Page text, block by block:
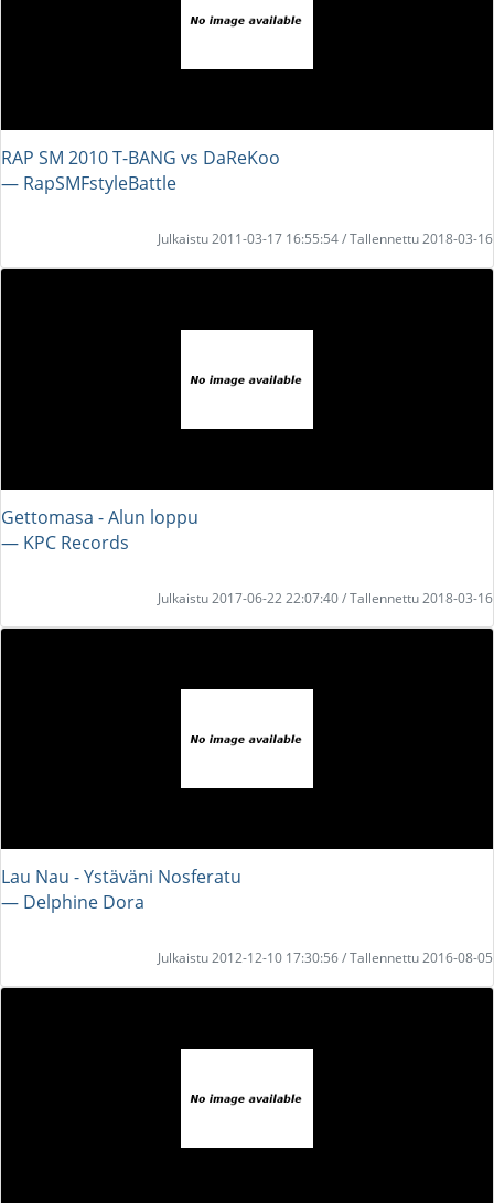
RAP SM 2010 T-BANG vs DaReKoo
― RapSMFstyleBattle
Julkaistu 2011-03-17 16:55:54 / Tallennettu 2018-03-16
Gettomasa - Alun loppu
― KPC Records
Julkaistu 2017-06-22 22:07:40 / Tallennettu 2018-03-16
Lau Nau - Ystäväni Nosferatu
― Delphine Dora
Julkaistu 2012-12-10 17:30:56 / Tallennettu 2016-08-05